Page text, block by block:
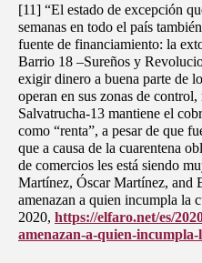
[11] “El estado de excepción
semanas en todo el país
fuente de financiamiento: la
Barrio 18 –Sureños y
exigir dinero a buena parte de
operan en sus zonas de
Salvatrucha-13 mantiene el
como “renta”, a pesar de que
que a causa de la cuarentena
de comercios les está siendo
Martínez, Óscar Martínez, and
amenazan a quien incumpla la
2020, https://elfaro.net/es/
amenazan-a-quien-